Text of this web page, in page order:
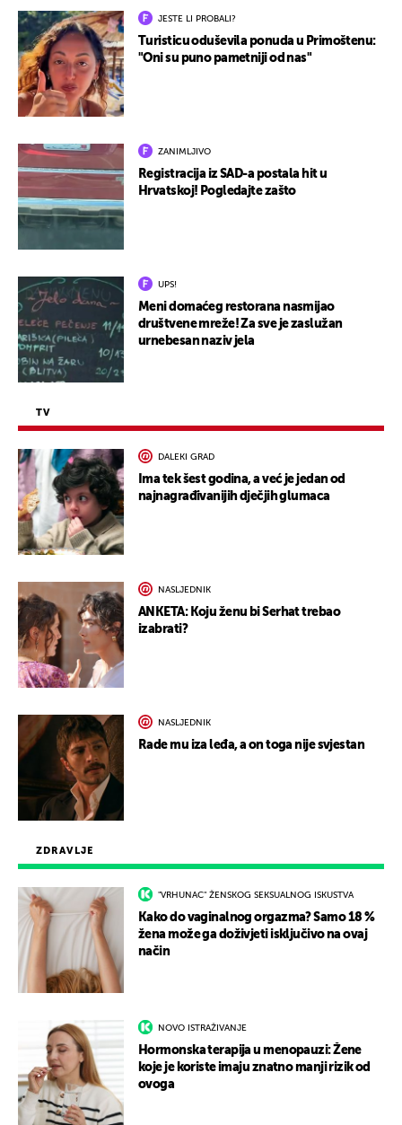
ZDRAVLJE
"VRHUNAC" ŽENSKOG SEKSUALNOG ISKUSTVA
Kako do vaginalnog orgazma? Samo 18 %
žena može ga doživjeti isključivo na ovaj
način
NOVO ISTRAŽIVANJE
Hormonska terapija u menopauzi: Žene
koje je koriste imaju znatno manji rizik od
ovoga
JESTE LI PROBALI?
Turisticu oduševila ponuda u Primoštenu:
"Oni su puno pametniji od nas"
ZANIMLJIVO
Registracija iz SAD-a postala hit u
Hrvatskoj! Pogledajte zašto
UPS!
Meni domaćeg restorana nasmijao
društvene mreže! Za sve je zaslužan
urnebesan naziv jela
TV
DALEKI GRAD
Ima tek šest godina, a već je jedan od
najnagrađivanijih dječjih glumaca
NASLJEDNIK
ANKETA: Koju ženu bi Serhat trebao
izabrati?
NASLJEDNIK
Rade mu iza leđa, a on toga nije svjestan